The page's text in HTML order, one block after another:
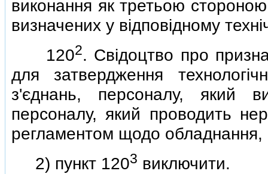
виконання як третьою
визначених у вiдповiдному
1202. Свiдоцтво про
для затвердження
з'єднань, персоналу, який
персоналу, який проводить
регламентом щодо
2) пункт 1203 виключити.